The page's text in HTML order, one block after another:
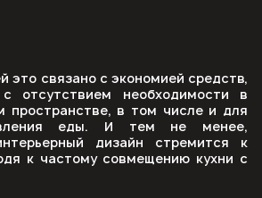
это связано с экономией средств,
отсутствием необходимости в
пространстве, в том числе и для
еды. И тем не менее,
дизайн стремится к
к частому совмещению кухни с